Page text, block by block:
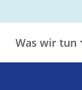
Was wir tun